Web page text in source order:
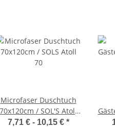
Microfaser Duschtuch
70x120cm / SOL'S Atoll
70
7,71 € - 10,15 € *